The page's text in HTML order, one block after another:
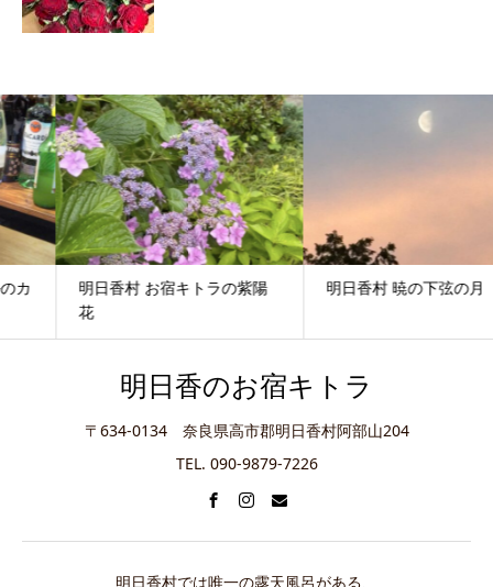
明日香村 お宿キトラの紫陽
明日香村 暁の下弦の月
明日香のお宿キトラ
〒634-0134 奈良県高市郡明日香村阿部山204
TEL. 090-9879-7226
明日香村では唯一の露天風呂がある、